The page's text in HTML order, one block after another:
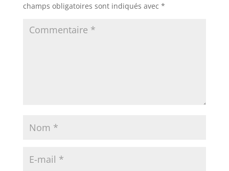
champs obligatoires sont indiqués avec *